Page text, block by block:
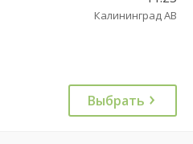
Калининград АВ
Выбрать